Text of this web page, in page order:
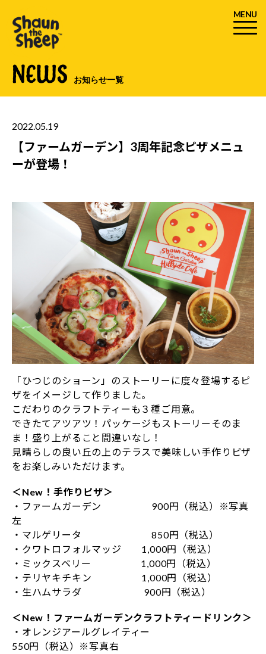
MENU
NEWS お知らせ一覧
2022.05.19
【ファームガーデン】3周年記念ピザメニュ
ーが登場！
「ひつじのショーン」のストーリーに度々登場するピ
ザをイメージして作りました。
こだわりのクラフトティーも３種ご用意。
できたてアツアツ！パッケージもストーリーそのま
ま！盛り上がること間違いなし！
見晴らしの良い丘の上のテラスで美味しい手作りピザ
をお楽しみいただけます。
＜New！手作りピザ＞
・ファームガーデン 900円（税込）※写真
左
・マルゲリータ 850円（税込）
・クワトロフォルマッジ 1,000円（税込）
・ミックスベリー 1,000円（税込）
・テリヤキチキン 1,000円（税込）
・生ハムサラダ 900円（税込）
＜New！ファームガーデンクラフトティードリンク＞
・オレンジアールグレイティー
550円（税込）※写真右